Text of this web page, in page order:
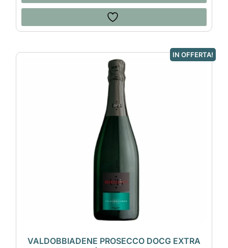
IN OFFERTA!
VALDOBBIADENE PROSECCO DOCG EXTRA